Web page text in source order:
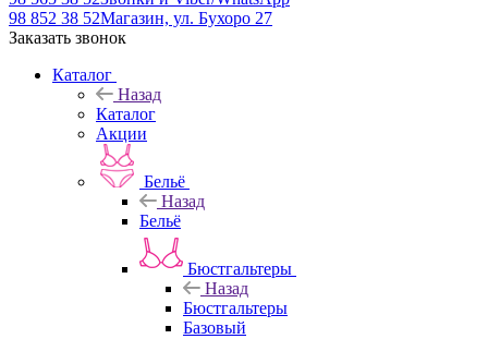
98 852 38 52Магазин, ул. Бухоро 27
Заказать звонок
Каталог
Назад
Каталог
Акции
Бельё
Назад
Бельё
Бюстгальтеры
Назад
Бюстгальтеры
Базовый